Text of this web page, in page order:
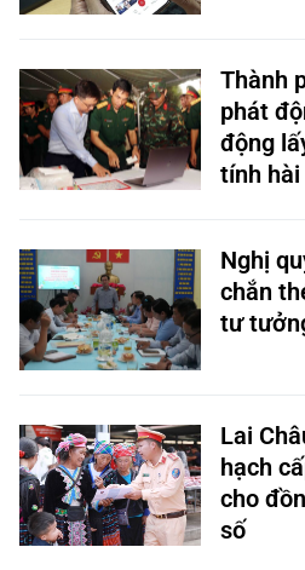
Thành
phát
động
tính
Nghị
chắn
tư
Lai
hạch
cho
số